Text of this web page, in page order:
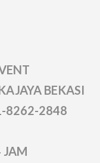
BEKASI
8262-2848
JAM